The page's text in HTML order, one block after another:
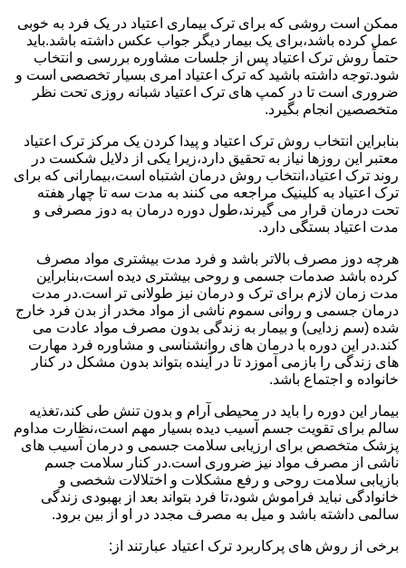
ممکن است روشی که برای ترک بیماری اعتیاد در یک فرد به خوبی
عمل کرده باشد،برای یک بیمار دیگر جواب عکس داشته باشد.باید
حتماً روش ترک اعتیاد پس از جلسات مشاوره بررسی و انتخاب
شود.توجه داشته باشید که ترک اعتیاد امری بسیار تخصصی است و
ضروری است تا در کمپ های ترک اعتیاد شبانه روزی تحت نظر
متخصصین انجام بگیرد.
بنابراین انتخاب روش ترک اعتیاد و پیدا کردن یک مرکز ترک اعتیاد
معتبر این روزها نیاز به تحقیق دارد،زیرا یکی از دلایل شکست در
روند ترک اعتیاد،انتخاب روش درمان اشتباه است،بیمارانی که برای
ترک اعتیاد به کلینیک مراجعه می کنند به مدت سه تا چهار هفته
تحت درمان قرار می گیرند،طول دوره درمان به دوز مصرفی و
مدت اعتیاد بستگی دارد.
هرچه دوز مصرف بالاتر باشد و فرد مدت بیشتری مواد مصرف
کرده باشد صدمات جسمی و روحی بیشتری دیده است،بنابراین
مدت زمان لازم برای ترک و درمان نیز طولانی تر است.در مدت
درمان جسمی و روانی سموم ناشی از مواد مخدر از بدن فرد خارج
شده (سم زدایی) و بیمار به زندگی بدون مصرف مواد عادت می
کند.در این دوره با درمان های روانشناسی و مشاوره فرد مهارت
های زندگی را بازمی آموزد تا در آینده بتواند بدون مشکل در کنار
خانواده و اجتماع باشد.
بیمار این دوره را باید در محیطی آرام و بدون تنش طی کند،تغذیه
سالم برای تقویت جسم آسیب دیده بسیار مهم است،نظارت مداوم
پزشک متخصص برای ارزیابی سلامت جسمی و درمان آسیب های
ناشی از مصرف مواد نیز ضروری است.در کنار سلامت جسم
بازیابی سلامت روحی و رفع مشکلات و اختلالات شخصی و
خانوادگی نباید فراموش شود،تا فرد بتواند بعد از بهبودی زندگی
سالمی داشته باشد و میل به مصرف مجدد در او از بین برود.
برخی از روش های پرکاربرد ترک اعتیاد عبارتند از: